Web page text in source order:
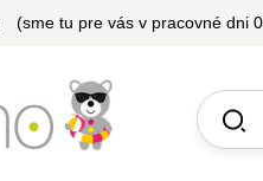
(sme tu pre vás v pracovné dni